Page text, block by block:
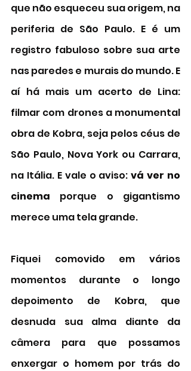
que não esqueceu sua origem, na
periferia de São Paulo. E é um
registro fabuloso sobre sua arte
nas paredes e murais do mundo. E
aí há mais um acerto de Lina:
filmar com drones a monumental
obra de Kobra, seja pelos céus de
São Paulo, Nova York ou Carrara,
na Itália. E vale o aviso: vá ver no
cinema porque o gigantismo
merece uma tela grande.
Fiquei comovido em vários
momentos durante o longo
depoimento de Kobra, que
desnuda sua alma diante da
câmera para que possamos
enxergar o homem por trás do